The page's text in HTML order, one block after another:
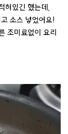
혀있긴 했는데,
소스 넣었어요!
조미료없이 요리